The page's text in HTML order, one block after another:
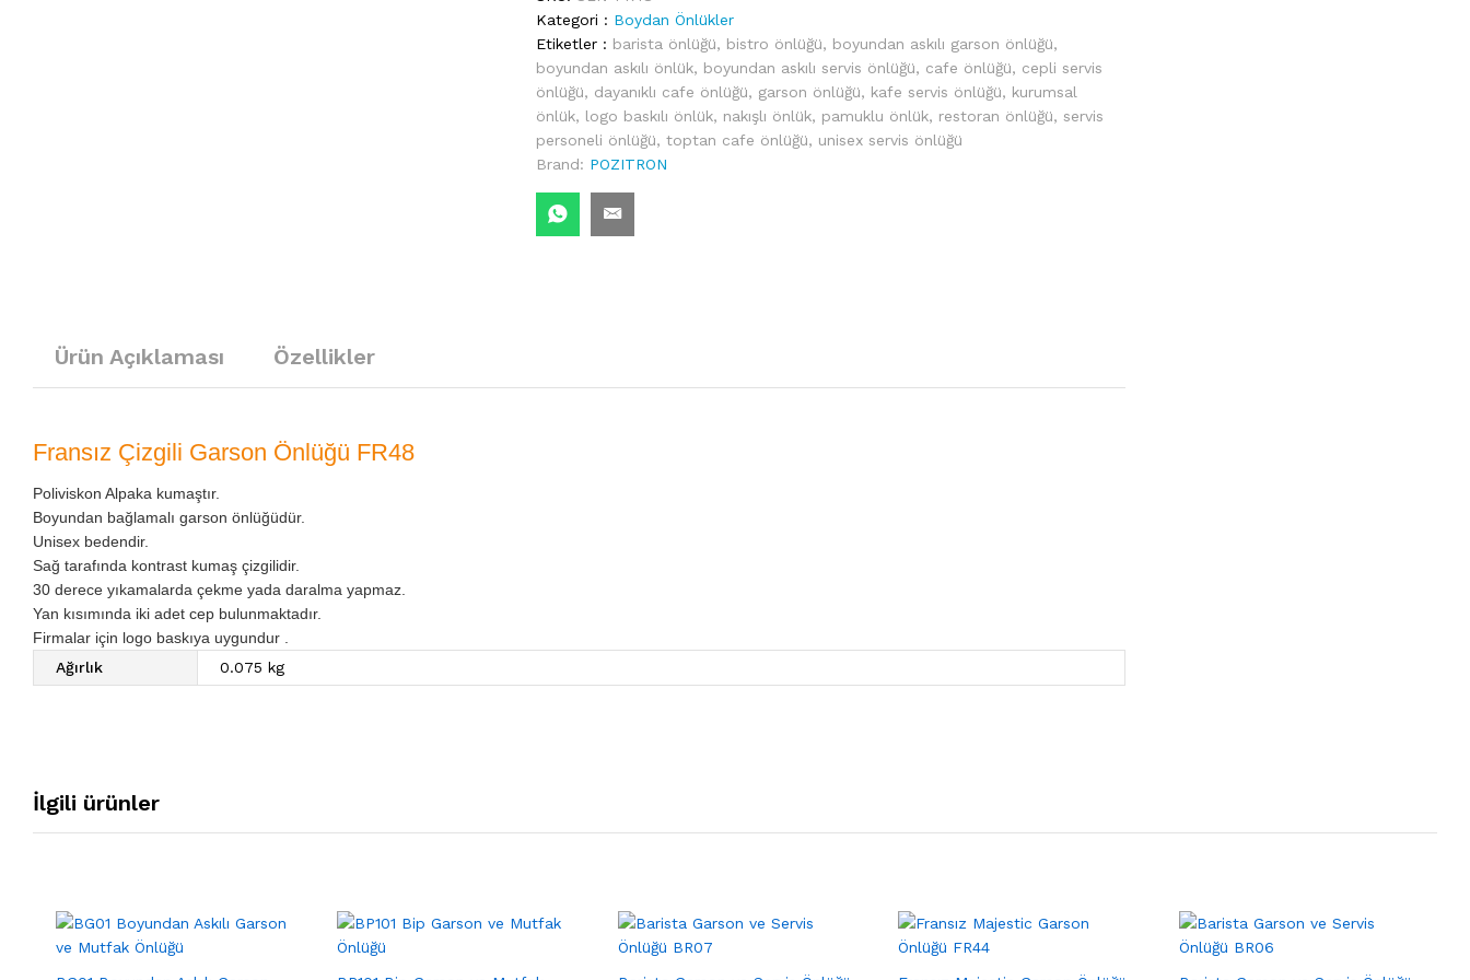
Kategori : Boydan Önlükler
Etiketler : barista önlüğü, bistro önlüğü, boyundan askılı garson önlüğü,
boyundan askılı önlük, boyundan askılı servis önlüğü, cafe önlüğü, cepli servis
önlüğü, dayanıklı cafe önlüğü, garson önlüğü, kafe servis önlüğü, kurumsal
önlük, logo baskılı önlük, nakışlı önlük, pamuklu önlük, restoran önlüğü, servis
personeli önlüğü, toptan cafe önlüğü, unisex servis önlüğü
Brand: POZITRON
Ürün Açıklaması Özellikler
Fransız Çizgili Garson Önlüğü FR48
Poliviskon Alpaka kumaştır.
Boyundan bağlamalı garson önlüğüdür.
Unisex bedendir.
Sağ tarafında kontrast kumaş çizgilidir.
30 derece yıkamalarda çekme yada daralma yapmaz.
Yan kısımında iki adet cep bulunmaktadır.
Firmalar için logo baskıya uygundur .
Ağırlık
0.075 kg
İlgili ürünler